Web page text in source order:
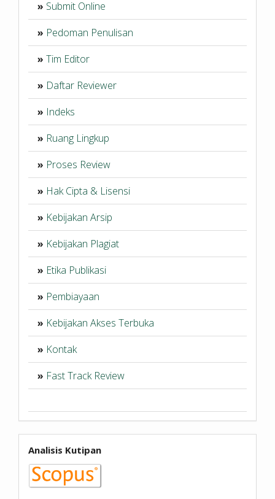
» Submit Online
» Pedoman Penulisan
» Tim Editor
» Daftar Reviewer
» Indeks
» Ruang Lingkup
» Proses Review
» Hak Cipta & Lisensi
» Kebijakan Arsip
» Kebijakan Plagiat
» Etika Publikasi
» Pembiayaan
» Kebijakan Akses Terbuka
» Kontak
» Fast Track Review
Analisis Kutipan